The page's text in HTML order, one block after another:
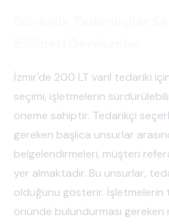
İzmir'de 200 LT varil tedariki
seçimi, işletmelerin
öneme sahiptir. Tedarikçi
gereken başlıca unsurlar
belgelendirmeleri, müşteri
yer almaktadır. Bu unsurlar,
olduğunu gösterir. İşletmelerin
önünde bulundurması gereken